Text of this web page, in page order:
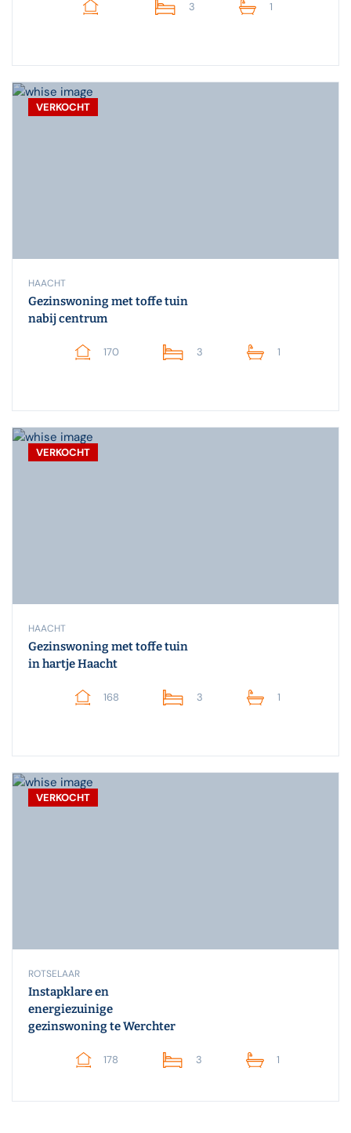
3 1
VERKOCHT
HAACHT
Gezinswoning met toffe tuin
nabij centrum
170 3 1
VERKOCHT
HAACHT
Gezinswoning met toffe tuin
in hartje Haacht
168 3 1
VERKOCHT
ROTSELAAR
Instapklare en
energiezuinige
gezinswoning te Werchter
178 3 1